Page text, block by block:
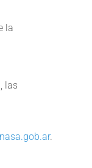
la
las
.